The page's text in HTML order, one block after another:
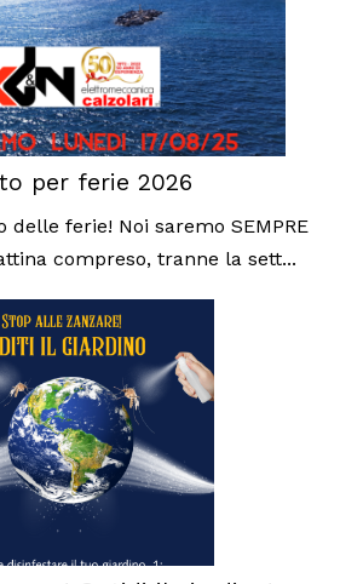
per ferie 2026
delle ferie! Noi saremo SEMPRE
compreso, tranne la sett...